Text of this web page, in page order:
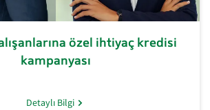
özel ihtiyaç kredisi
kampanyası
Detaylı Bilgi